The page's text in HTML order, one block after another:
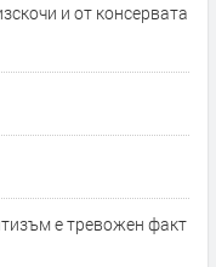
и от консервата
е тревожен факт